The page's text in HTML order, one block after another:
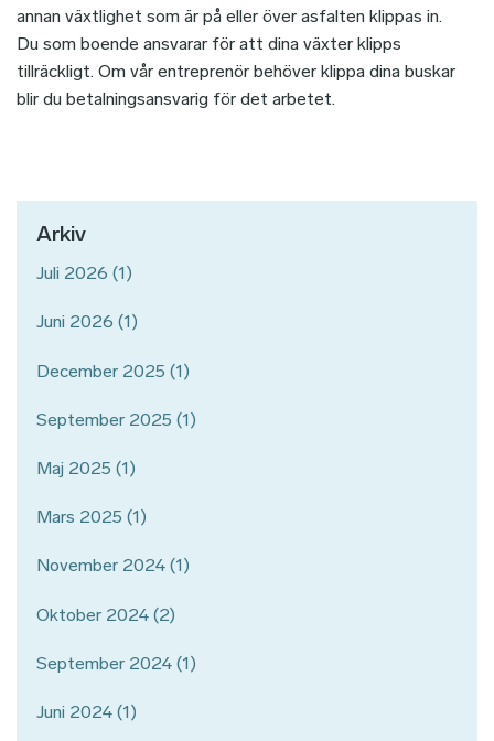
annan växtlighet som är på eller över asfalten klippas in.
Du som boende ansvarar för att dina växter klipps
tillräckligt. Om vår entreprenör behöver klippa dina buskar
blir du betalningsansvarig för det arbetet.
Arkiv
Juli 2026 (1)
Juni 2026 (1)
December 2025 (1)
September 2025 (1)
Maj 2025 (1)
Mars 2025 (1)
November 2024 (1)
Oktober 2024 (2)
September 2024 (1)
Juni 2024 (1)